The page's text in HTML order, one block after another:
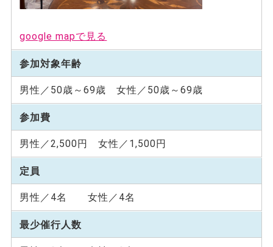
google mapで見る
参加対象年齢
男性／50歳～69歳 女性／50歳～69歳
参加費
男性／2,500円 女性／1,500円
定員
男性／4名 女性／4名
最少催行人数